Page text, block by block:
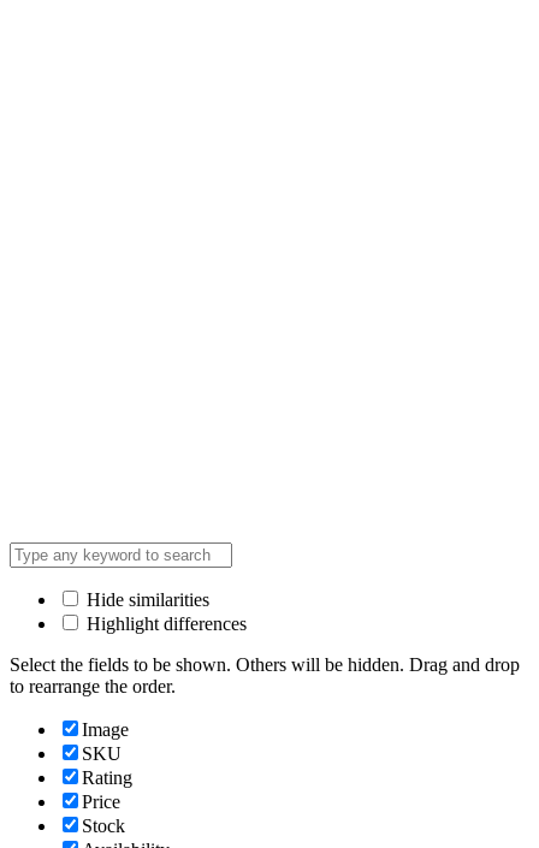
Hide similarities
Highlight differences
Select the fields to be shown. Others will be hidden. Drag and drop
to rearrange the order.
Image
SKU
Rating
Price
Stock